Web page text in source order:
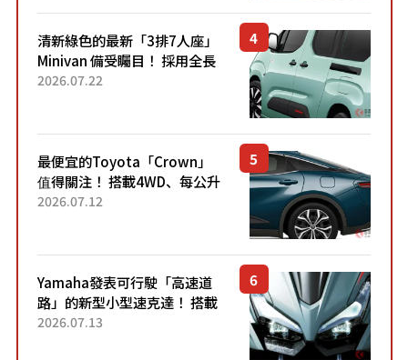
清新綠色的最新「3排7人座」
Minivan 備受矚目！ 採用全長
4.7公尺剛剛好的車身尺寸與
2026.07.22
最便宜的Toyota「Crown」
值得關注！ 搭載4WD、每公升
22.4公里低油耗表現超亮眼！
2026.07.12
Yamaha發表可行駛「高速道
路」的新型小型速克達！ 搭載
能享受超強勁「渦輪感」的動
2026.07.13